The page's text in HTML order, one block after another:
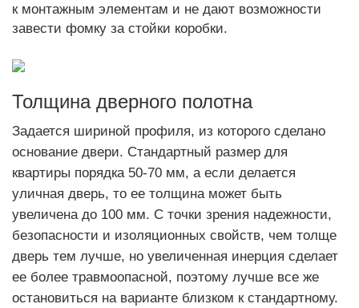
к монтажным элементам и не дают возможности
завести фомку за стойки коробки.
Толщина дверного полотна
Задается шириной профиля, из которого сделано
основание двери. Стандартный размер для
квартиры порядка 50-70 мм, а если делается
уличная дверь, то ее толщина может быть
увеличена до 100 мм. С точки зрения надежности,
безопасности и изоляционных свойств, чем толще
дверь тем лучше, но увеличенная инерция сделает
ее более травмоопасной, поэтому лучше все же
остановиться на варианте близком к стандартному.